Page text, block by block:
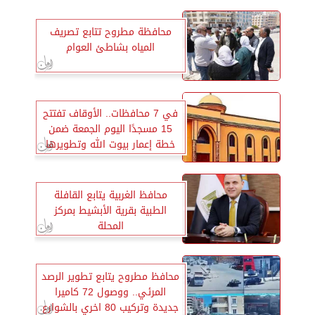
محافظة مطروح تتابع تصريف
المياه بشاطئ العوام
في 7 محافظات.. الأوقاف تفتتح
15 مسجدًا اليوم الجمعة ضمن
خطة إعمار بيوت الله وتطويرها
محافظ الغربية يتابع القافلة
الطبية بقرية الأبشيط بمركز
المحلة
محافظ مطروح يتابع تطوير الرصد
المرئي.. ووصول 72 كاميرا
جديدة وتركيب 80 اخري بالشوارع